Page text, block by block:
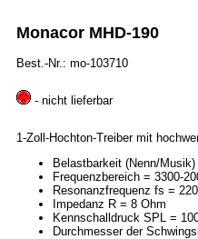
Monacor MHD-190
Best.-Nr.: mo-103710
- nicht lieferbar
1-Zoll-Hochton-Treiber mit
Belastbarkeit (Nenn/
Frequenzbereich = 3300-
Resonanzfrequenz fs =
Impedanz R = 8 Ohm
Kennschalldruck SPL =
Durchmesser der